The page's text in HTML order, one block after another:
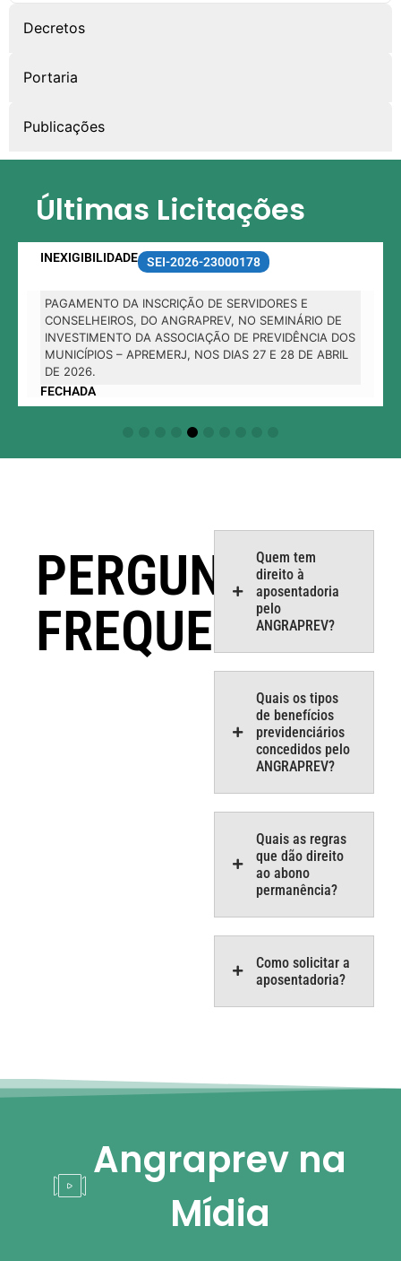
Decretos
Portaria
Publicações
Últimas Licitações
INEXIGIBILIDADE SEI-2026-23000178
PAGAMENTO DA INSCRIÇÃO DE SERVIDORES E
CONSELHEIROS, DO ANGRAPREV, NO SEMINÁRIO DE
INVESTIMENTO DA ASSOCIAÇÃO DE PREVIDÊNCIA DOS
MUNICÍPIOS – APREMERJ, NOS DIAS 27 E 28 DE ABRIL
DE 2026.
FECHADA
PERGUNTAS
FREQUENTES
Quem tem
direito à
aposentadoria
pelo
ANGRAPREV?
Quais os tipos
de benefícios
previdenciários
concedidos pelo
ANGRAPREV?
Quais as regras
que dão direito
ao abono
permanência?
Como solicitar a
aposentadoria?
Angraprev na
Mídia